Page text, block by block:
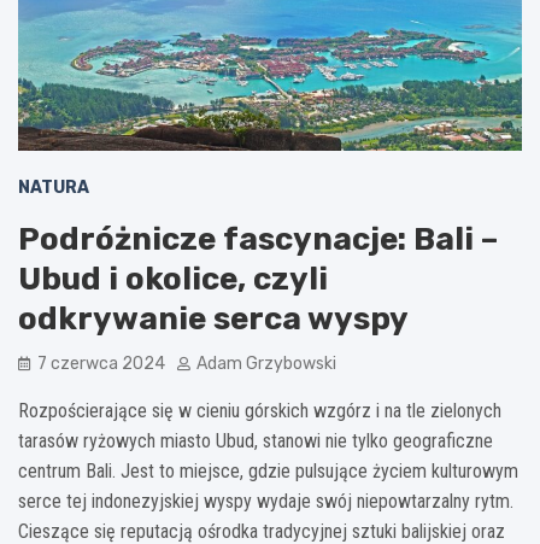
NATURA
Podróżnicze fascynacje: Bali –
Ubud i okolice, czyli
odkrywanie serca wyspy
7 czerwca 2024 Adam Grzybowski
Rozpościerające się w cieniu górskich wzgórz i na tle zielonych
tarasów ryżowych miasto Ubud, stanowi nie tylko geograficzne
centrum Bali. Jest to miejsce, gdzie pulsujące życiem kulturowym
serce tej indonezyjskiej wyspy wydaje swój niepowtarzalny rytm.
Cieszące się reputacją ośrodka tradycyjnej sztuki balijskiej oraz